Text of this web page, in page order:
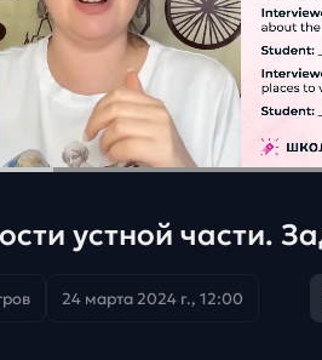
устной части.
24 марта 2024 г., 12:00